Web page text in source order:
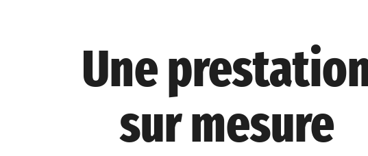
Une
sur mesure